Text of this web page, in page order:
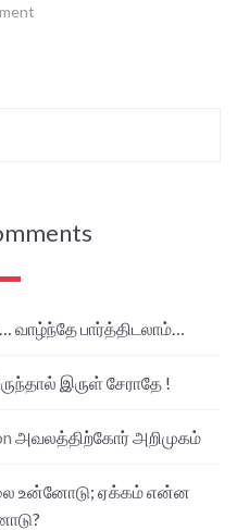
பார்த்திடலாம்…
இருள் சேராதே !
அவலத்திற்கோர் அறிமுகம்
உன்னோடு; ஏக்கம் என்ன